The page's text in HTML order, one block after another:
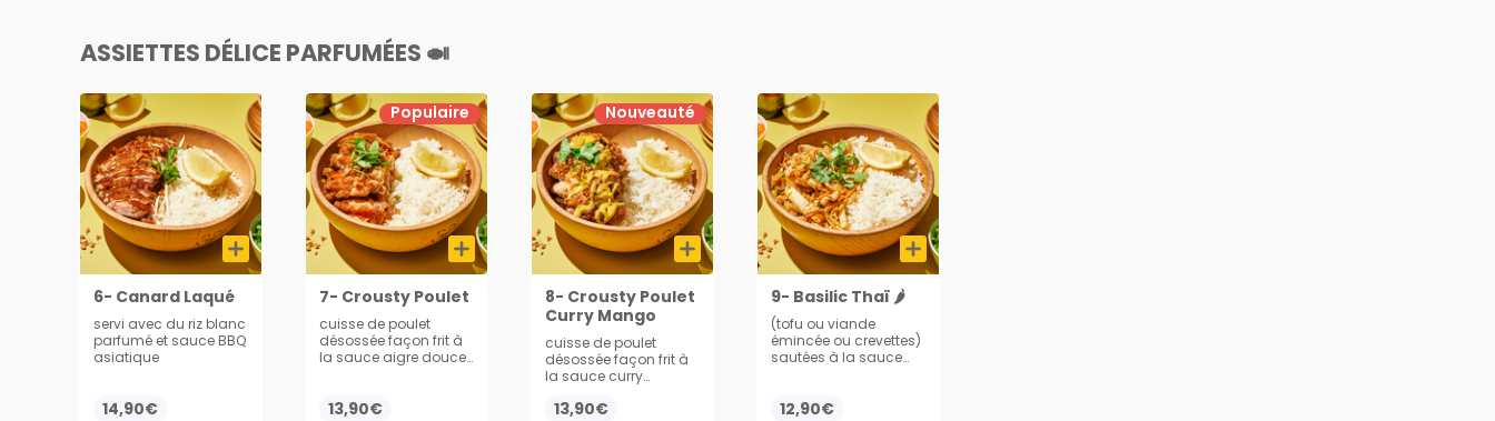
ASSIETTES DÉLICE PARFUMÉES 🍛
6- Canard Laqué
servi avec du riz blanc
parfumé et sauce BBQ
asiatique
14,90€
7- Crousty Poulet
cuisse de poulet
désossée façon frit à
la sauce aigre douce,
13,90€
Populaire
8- Crousty Poulet
Curry Mango
cuisse de poulet
désossée façon frit à
la sauce curry
riz
13,90€
Nouveauté
9- Basilic Thaï 🌶
(tofu ou viande
émincée ou crevettes)
sautées à la sauce
servi avec du riz
12,90€